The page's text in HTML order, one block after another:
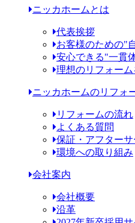
ニッカホームとは
代表挨拶
お客様のための"
安心できる"一貫
理想のリフォー
ニッカホームのリフォ
リフォームの流れ
よくある質問
保証・アフターサ
環境への取り組み
会社案内
会社概要
沿革